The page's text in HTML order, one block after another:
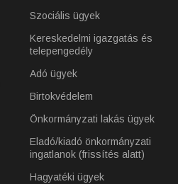
Szociális ügyek
Kereskedelmi igazgatás és
telepengedély
Adó ügyek
Birtokvédelem
Önkormányzati lakás ügyek
Eladó/kiadó önkormányzati
ingatlanok (frissítés alatt)
Hagyatéki ügyek